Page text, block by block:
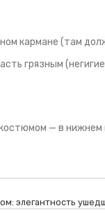
кармане (там
грязным
— в нижнем
элегантность